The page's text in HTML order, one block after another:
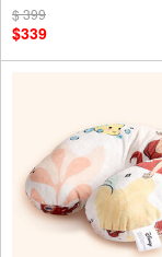
$ 399
$339